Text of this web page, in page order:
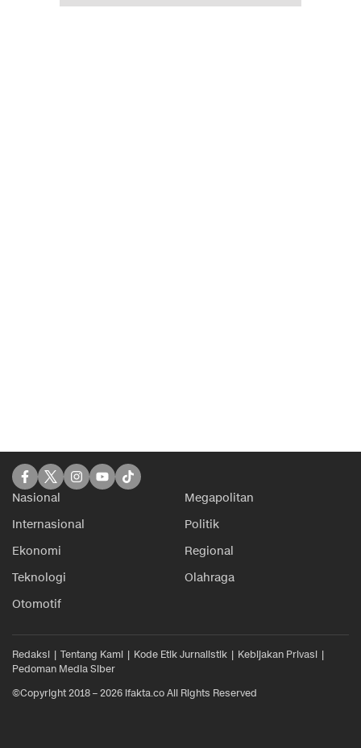
Nasional
Megapolitan
Internasional
Politik
Ekonomi
Regional
Teknologi
Olahraga
Otomotif
Redaksi Tentang Kami Kode Etik Jurnalistik
Kebijakan Privasi
Pedoman Media Siber
©Copyright 2018 – 2026 ifakta.co All Rights Reserved